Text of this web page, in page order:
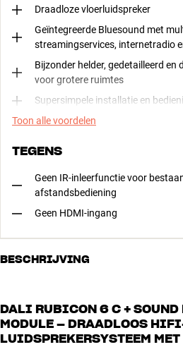
Draadloze vloerluidspreker
Geïntegreerde Bluesound met
streamingservices, internetradio
Bijzonder helder, gedetailleerd en
voor grotere ruimtes
Supersimpele installatie en
Toon alle voordelen
TEGENS
Geen IR-inleerfunctie voor
afstandsbediening
Geen HDMI-ingang
BESCHRIJVING
DALI RUBICON 6 C + SOUND
MODULE – DRAADLOOS
LUIDSPREKERSYSTEEM